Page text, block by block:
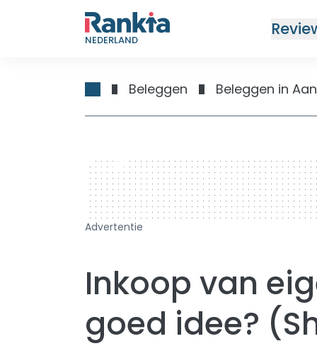
NEDERLAND
Beleggen Beleggen in
728 x 90
Advertentie
Inkoop van
goed idee?